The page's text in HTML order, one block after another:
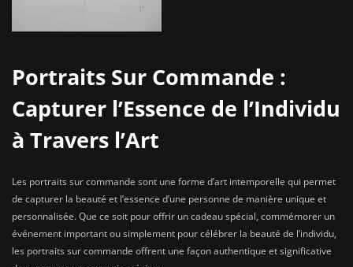
Portraits Sur Commande :
Capturer l’Essence de l’Individu
à Travers l’Art
Les portraits sur commande sont une forme d’art intemporelle qui permet
de capturer la beauté et l’essence d’une personne de manière unique et
personnalisée. Que ce soit pour offrir un cadeau spécial, commémorer un
événement important ou simplement pour célébrer la beauté de l’individu,
les portraits sur commande offrent une façon authentique et significative